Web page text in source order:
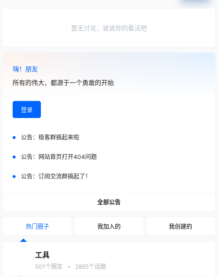
暂无讨论，说说你的看法吧
嗨！朋友
所有的伟大，都源于一个勇敢的开始
登录
公告： 极客群搞起来啦
公告： 网站首页打开404问题
公告： 订阅交流群搞起了！
全部公告
热门圈子 我加入的 我创建的
工具
501 个圈友 • 2865个话题